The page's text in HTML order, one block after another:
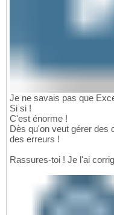
Je ne savais pas que
Si si !
C'est énorme !
Dès qu'on veut gérer des
des erreurs !
Rassures-toi ! Je l'ai